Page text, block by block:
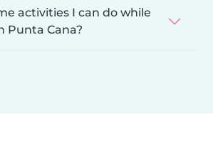
activities I can do while
Punta Cana?